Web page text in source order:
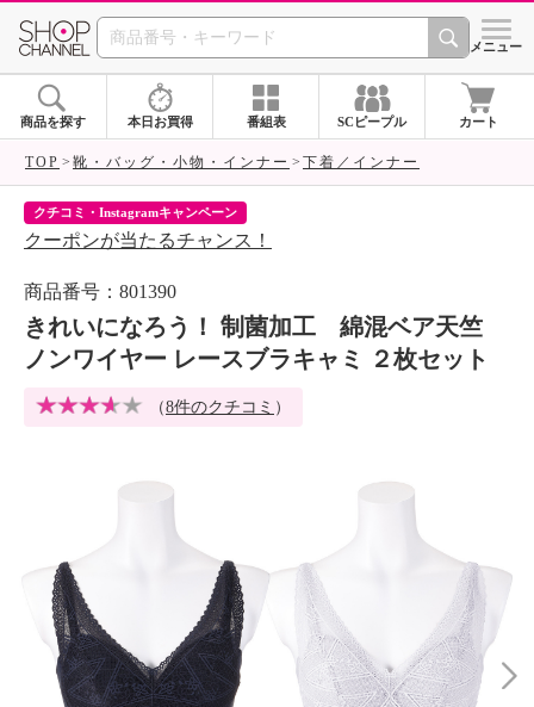
SHOP CHANNEL シメニュー
商品を探す 本日お買得 番組表 SCピープル カート
TOP 靴・バッグ・小物・インナー 下着／インナー
クチコミ・Instagramキャンペーン
クーポンが当たるチャンス！
商品番号：801390
きれいになろう！ 制菌加工 綿混ベア天竺
ノンワイヤー レースブラキャミ ２枚セット
（8件のクチコミ ）